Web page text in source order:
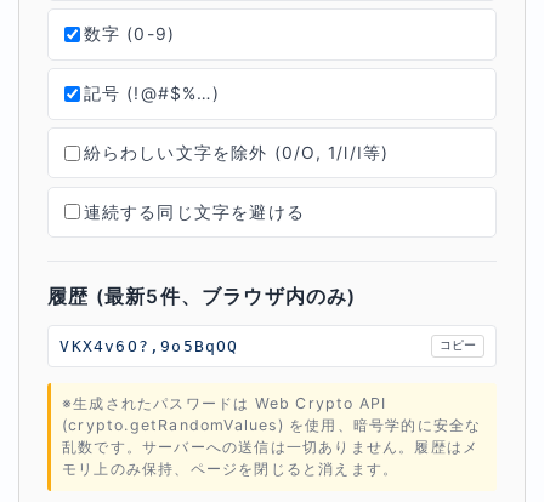
数字 (0-9)
記号 (!@#$%…)
紛らわしい文字を除外 (0/O, 1/l/I等)
連続する同じ文字を避ける
履歴 (最新5件、ブラウザ内のみ)
VKX4v6O?,9o5BqOQ コピー
※生成されたパスワードは Web Crypto API
(crypto.getRandomValues) を使用、暗号学的に安全な
乱数です。サーバーへの送信は一切ありません。履歴はメ
モリ上のみ保持、ページを閉じると消えます。